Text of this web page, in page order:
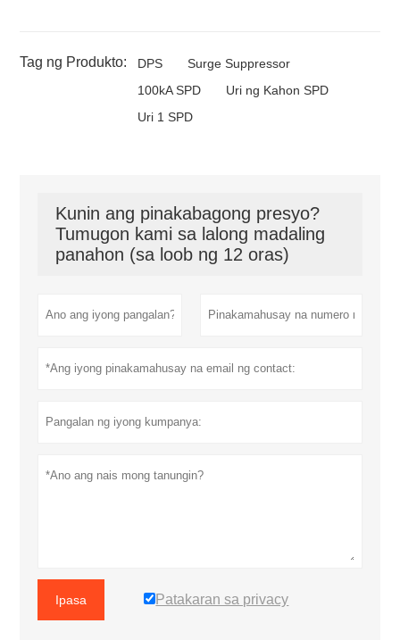
Tag ng Produkto: DPS
Surge Suppressor
100kA SPD
Uri ng Kahon SPD
Uri 1 SPD
Kunin ang pinakabagong presyo?
Tumugon kami sa lalong madaling
panahon (sa loob ng 12 oras)
Ipasa Patakaran sa privacy